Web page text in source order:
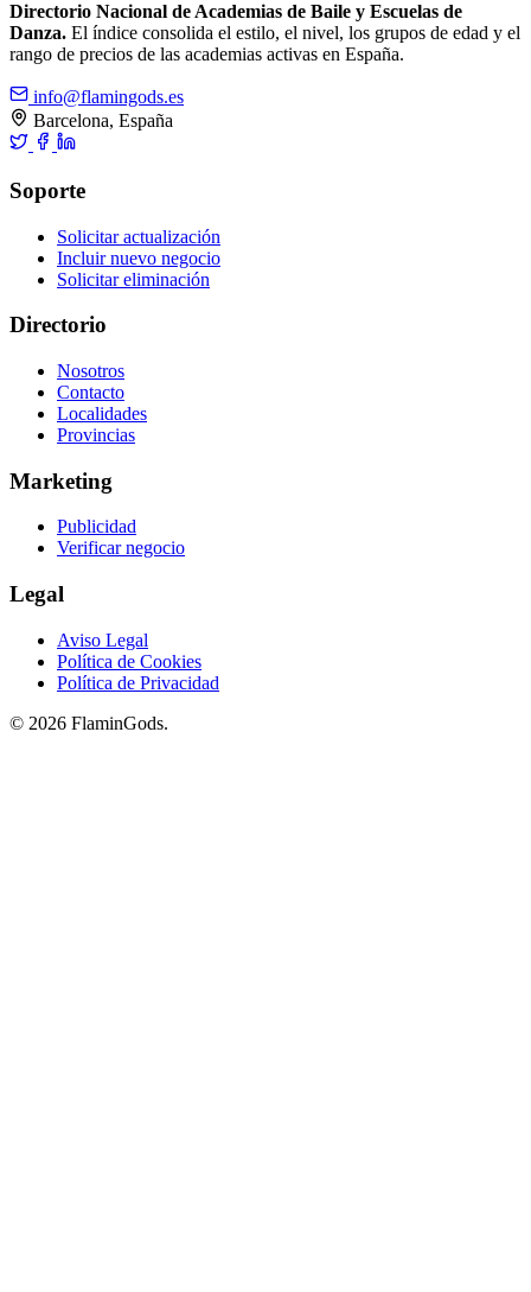
Directorio Nacional de Academias de Baile y Escuelas de
Danza. El índice consolida el estilo, el nivel, los grupos de edad y el
rango de precios de las academias activas en España.
info@flamingods.es
Barcelona, España
Soporte
Solicitar actualización
Incluir nuevo negocio
Solicitar eliminación
Directorio
Nosotros
Contacto
Localidades
Provincias
Marketing
Publicidad
Verificar negocio
Legal
Aviso Legal
Política de Cookies
Política de Privacidad
© 2026 FlaminGods.